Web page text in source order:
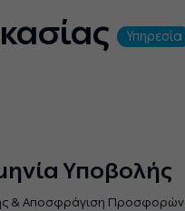
Υπηρεσία
Υποβολής
& Αποσφράγιση Προσφορών